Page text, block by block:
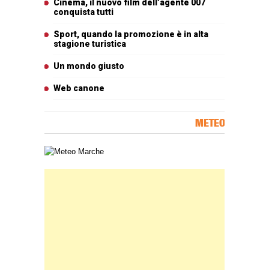
Cinema, il nuovo film dell’agente 007
conquista tutti
Sport, quando la promozione è in alta
stagione turistica
Un mondo giusto
Web canone
METEO
Carta meteorologica delle Marche